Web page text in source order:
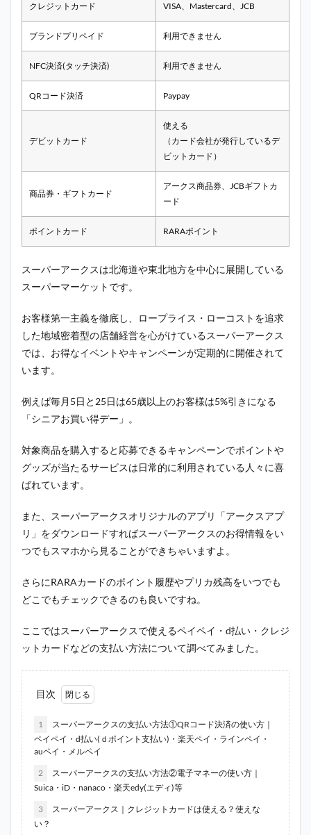
クレジットカード VISA、Mastercard、JCB
ブランドプリペイド 利用できません
NFC決済(タッチ決済) 利用できません
QRコード決済 Paypay
デビットカード
使える
（カード会社が発行しているデ
ビットカード）
商品券・ギフトカード
アークス商品券、JCBギフトカ
ード
ポイントカード RARAポイント
スーパーアークスは北海道や東北地方を中心に展開している
スーパーマーケットです。
お客様第一主義を徹底し、ロープライス・ローコストを追求
した地域密着型の店舗経営を心がけているスーパーアークス
では、お得なイベントやキャンペーンが定期的に開催されて
います。
例えば毎月5日と25日は65歳以上のお客様は5%引きになる
「シニアお買い得デー」。
対象商品を購入すると応募できるキャンペーンでポイントや
グッズが当たるサービスは日常的に利用されている人々に喜
ばれています。
また、スーパーアークスオリジナルのアプリ「アークスアプ
リ」をダウンロードすればスーパーアークスのお得情報をい
つでもスマホから見ることができちゃいますよ。
さらにRARAカードのポイント履歴やプリカ残高をいつでも
どこでもチェックできるのも良いですね。
ここではスーパーアークスで使えるペイペイ・d払い・クレジ
ットカードなどの支払い方法について調べてみました。
目次
1
スーパーアークスの支払い方法①QRコード決済の使い方｜
ペイペイ・d払い(ｄポイント支払い)・楽天ペイ・ラインペイ・
auペイ・メルペイ
2
スーパーアークスの支払い方法②電子マネーの使い方｜
Suica・iD・nanaco・楽天edy(エディ)等
3
スーパーアークス｜クレジットカードは使える？使えな
い？